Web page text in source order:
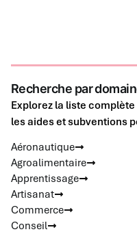
Recherche par
Explorez la liste
les aides et subventions
Aéronautique
Agroalimentaire
Apprentissage
Artisanat
Commerce
Conseil